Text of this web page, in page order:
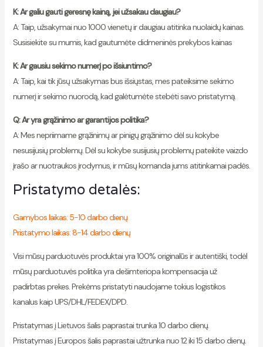
K: Ar galiu gauti geresnę kainą, jei užsakau daugiau?
A: Taip, užsakymai nuo 1000 vienetų ir daugiau atitinka nuolaidų kainas.
Susisiekite su mumis, kad gautumėte didmeninės prekybos kainas
K: Ar gausiu sekimo numerį po išsiuntimo?
A: Taip, kai tik jūsų užsakymas bus išsiųstas, mes pateiksime sekimo
numerį ir sekimo nuorodą, kad galėtumėte stebėti savo pristatymą.
Q: Ar yra grąžinimo ar garantijos politika?
A: Mes nepriimame grąžinimų ar pinigų grąžinimo dėl su kokybe
nesusijusių problemų. Dėl su kokybe susijusių problemų pateikite vaizdo
įrašo ar nuotraukos įrodymus, ir mūsų komanda jums atitinkamai padės.
Pristatymo detalės:
Gamybos laikas: 5-10 darbo dienų
Pristatymo laikas: 8-14 darbo dienų
Visi mūsų parduotuvės produktai yra 100% originalūs ir autentiški, todėl
mūsų parduotuvės politika yra dešimteriopa kompensacija už
padirbtas prekes. Prekėms pristatyti naudojame tokius logistikos
kanalus kaip UPS/DHL/FEDEX/DPD.
Pristatymas į Lietuvos šalis paprastai trunka 10 darbo dienų.
Pristatymas į Europos šalis paprastai užtrunka nuo 12 iki 15 darbo dienų.